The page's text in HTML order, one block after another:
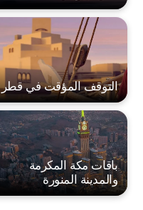
التوقف المؤقت في قطر
باقات مكة المكرمة
والمدينة المنورة